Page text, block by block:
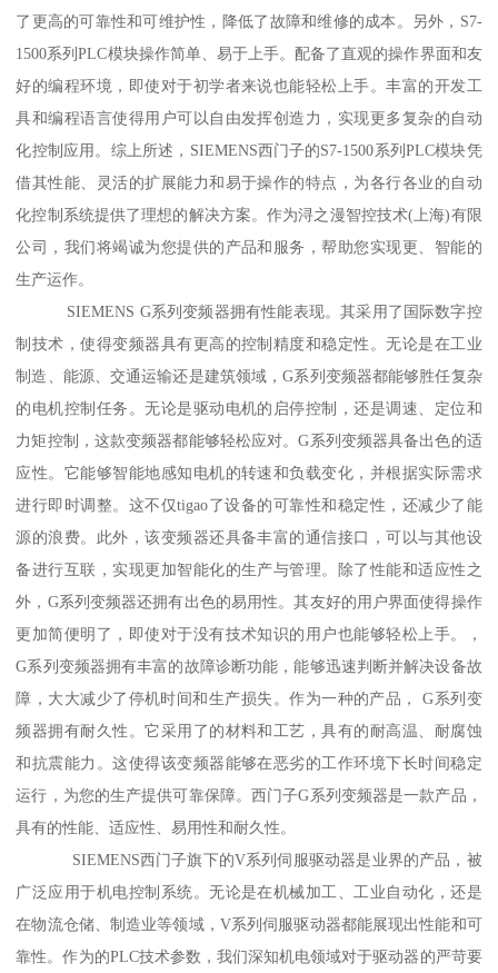
了更高的可靠性和可维护性，降低了故障和维修的成本。另外，S7-
1500系列PLC模块操作简单、易于上手。配备了直观的操作界面和友
好的编程环境，即使对于初学者来说也能轻松上手。丰富的开发工
具和编程语言使得用户可以自由发挥创造力，实现更多复杂的自动
化控制应用。综上所述，SIEMENS西门子的S7-1500系列PLC模块凭
借其性能、灵活的扩展能力和易于操作的特点，为各行各业的自动
化控制系统提供了理想的解决方案。作为浔之漫智控技术(上海)有限
公司，我们将竭诚为您提供的产品和服务，帮助您实现更、智能的
生产运作。
SIEMENS G系列变频器拥有性能表现。其采用了国际数字控
制技术，使得变频器具有更高的控制精度和稳定性。无论是在工业
制造、能源、交通运输还是建筑领域，G系列变频器都能够胜任复杂
的电机控制任务。无论是驱动电机的启停控制，还是调速、定位和
力矩控制，这款变频器都能够轻松应对。G系列变频器具备出色的适
应性。它能够智能地感知电机的转速和负载变化，并根据实际需求
进行即时调整。这不仅tigao了设备的可靠性和稳定性，还减少了能
源的浪费。此外，该变频器还具备丰富的通信接口，可以与其他设
备进行互联，实现更加智能化的生产与管理。除了性能和适应性之
外，G系列变频器还拥有出色的易用性。其友好的用户界面使得操作
更加简便明了，即使对于没有技术知识的用户也能够轻松上手。，
G系列变频器拥有丰富的故障诊断功能，能够迅速判断并解决设备故
障，大大减少了停机时间和生产损失。作为一种的产品， G系列变
频器拥有耐久性。它采用了的材料和工艺，具有的耐高温、耐腐蚀
和抗震能力。这使得该变频器能够在恶劣的工作环境下长时间稳定
运行，为您的生产提供可靠保障。西门子G系列变频器是一款产品，
具有的性能、适应性、易用性和耐久性。
SIEMENS西门子旗下的V系列伺服驱动器是业界的产品，被
广泛应用于机电控制系统。无论是在机械加工、工业自动化，还是
在物流仓储、制造业等领域，V系列伺服驱动器都能展现出性能和可
靠性。作为的PLC技术参数，我们深知机电领域对于驱动器的严苛要